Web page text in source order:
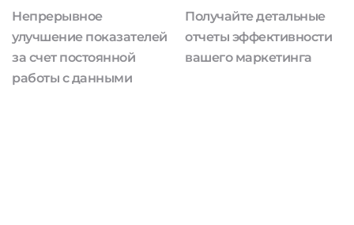
Непрерывное
улучшение показателей
за счет постоянной
работы с данными
Получайте детальные
отчеты эффективности
вашего маркетинга